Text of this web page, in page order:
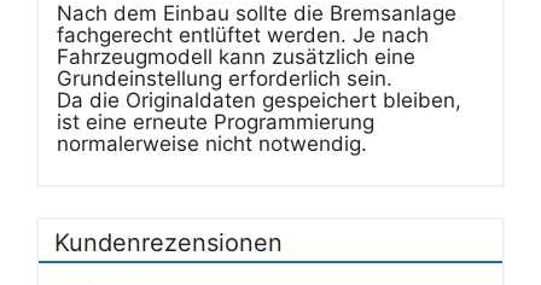
Nach dem Einbau sollte die Bremsanlage
fachgerecht entlüftet werden. Je nach
Fahrzeugmodell kann zusätzlich eine
Grundeinstellung erforderlich sein.
Da die Originaldaten gespeichert bleiben,
ist eine erneute Programmierung
normalerweise nicht notwendig.
Kundenrezensionen